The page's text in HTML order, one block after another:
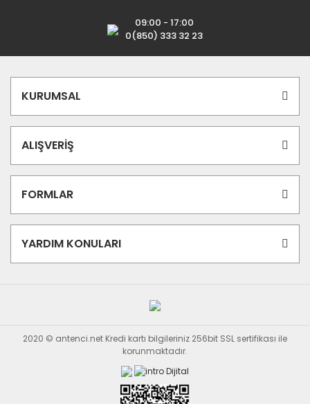
09:00 - 17:00
0(850) 333 32 23
KURUMSAL
ALIŞVERİŞ
FORMLAR
YARDIM KONULARI
2020 © antenci.net Kredi kartı bilgileriniz 256bit SSL sertifikası ile
korunmaktadır.